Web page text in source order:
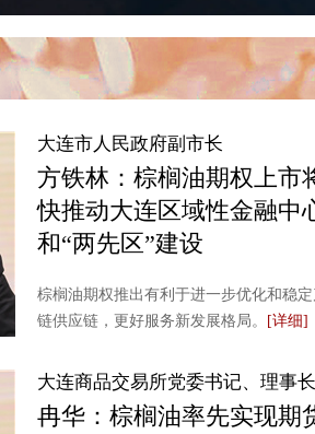
大连市人民政府副市长
方铁林：棕榈油期权上市
快推动大连区域性金融中
和“两先区”建设
棕榈油期权推出有利于进一步优化和稳
链供应链，更好服务新发展格局。
[详细]
大连商品交易所党委书记、理事长
冉华：棕榈油率先实现期